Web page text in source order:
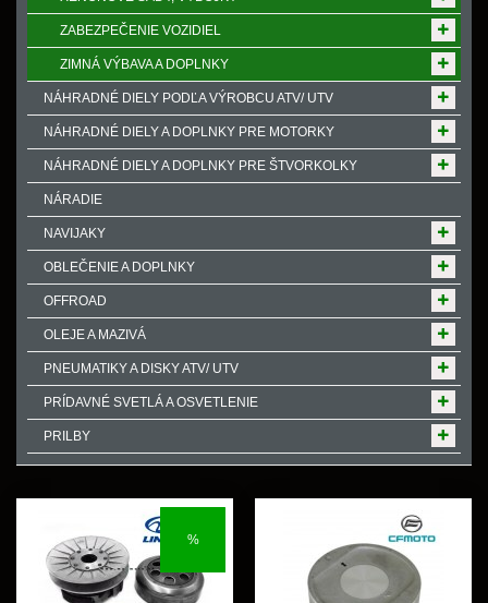
ZABEZPEČENIE VOZIDIEL
ZIMNÁ VÝBAVA A DOPLNKY
NÁHRADNÉ DIELY PODĽA VÝROBCU ATV/ UTV
NÁHRADNÉ DIELY A DOPLNKY PRE MOTORKY
NÁHRADNÉ DIELY A DOPLNKY PRE ŠTVORKOLKY
NÁRADIE
NAVIJAKY
OBLEČENIE A DOPLNKY
OFFROAD
OLEJE A MAZIVÁ
PNEUMATIKY A DISKY ATV/ UTV
PRÍDAVNÉ SVETLÁ A OSVETLENIE
PRILBY
%